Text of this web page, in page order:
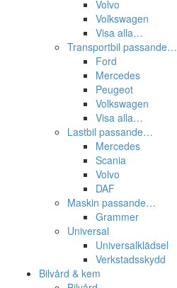
Volvo
Volkswagen
Visa alla…
Transportbil passande…
Ford
Mercedes
Peugeot
Volkswagen
Visa alla…
Lastbil passande…
Mercedes
Scania
Volvo
DAF
Maskin passande…
Grammer
Universal
Universalklädsel
Verkstadsskydd
Bilvård & kem